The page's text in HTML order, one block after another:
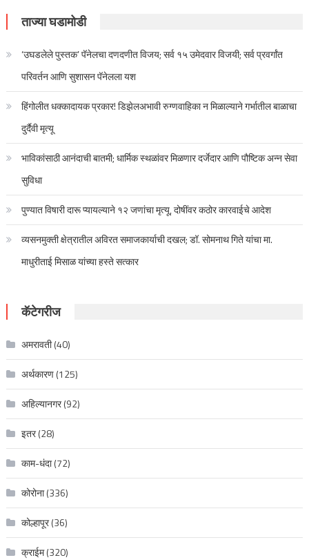
ताज्या घडामोडी
‘उघडलेले पुस्तक’ पॅनेलचा दणदणीत विजय; सर्व १५ उमेदवार विजयी; सर्व प्रवर्गांत
परिवर्तन आणि सुशासन पॅनेलला यश
हिंगोलीत धक्कादायक प्रकार! डिझेलअभावी रुग्णवाहिका न मिळाल्याने गर्भातील बाळाचा
दुर्दैवी मृत्यू
भाविकांसाठी आनंदाची बातमी; धार्मिक स्थळांवर मिळणार दर्जेदार आणि पौष्टिक अन्न सेवा
सुविधा
पुण्यात विषारी दारू प्यायल्याने १२ जणांचा मृत्यू, दोषींवर कठोर कारवाईचे आदेश
व्यसनमुक्ती क्षेत्रातील अविरत समाजकार्याची दखल; डॉ. सोमनाथ गिते यांचा मा.
माधुरीताई मिसाळ यांच्या हस्ते सत्कार
कॅटेगरीज
अमरावती(40)
अर्थकारण(125)
अहिल्यानगर(92)
इतर(28)
काम-धंदा(72)
कोरोना(336)
कोल्हापूर(36)
क्राईम(320)